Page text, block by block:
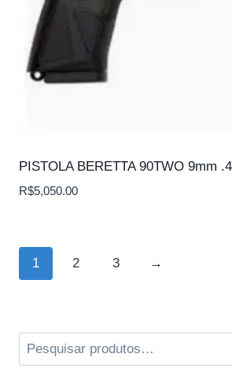
PISTOLA BERETTA 90TWO 9mm
R$5,050.00
1 2 3 →
Pesquisar
por: